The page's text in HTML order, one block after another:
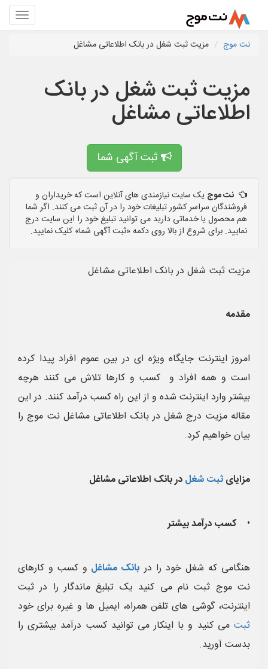
نت موج مزیت ثبت شغل در بانک اطلاعاتی مشاغل
مزیت ثبت شغل در بانک
اطلاعاتی مشاغل
ثبت آگهی شما
نت موج یک سایت نیازمندی های آنلاین است که خریداران و
فروشندگان سراسر کشور تبلیغات خود را در آن ثبت می کنند. اگر شما
هم محصول یا خدماتی دارید می توانید تبلیغ خود را این سایت درج
نمایید. برای شروع از بالا روی دکمه «ثبت آگهی شما» کلیک نمایید.
مزیت ثبت شغل در بانک اطلاعاتی مشاغل
مقدمه
امروز اینترنت جایگاه ویژه ای در بین عموم افراد پیدا کرده
است و همه افراد و کسب و کارها تلاش می کنند هرچه
بیشتر وارد اینترنت شده و از این راه کسب درآمد کنند. در این
مقاله مزیت درج شغل در بانک اطلاعاتی مشاغل نت موج را
بیان خواهیم کرد.
مزایایثبت شغلدر بانک اطلاعاتی مشاغل
• کسب درآمد بیشتر
هنگامی که شغل خود را در بانک مشاغل و کسب و کارهای
نت موج ثبت نام می کنید یک تبلیغ ماندگار را در ثبت
اینترنت، گوشی های تلفن همراه، ایمیل ها و غیره برای خود
ثبت می کنید و با اینکار می توانید کسب درآمد بیشتری را
بدست آورید.